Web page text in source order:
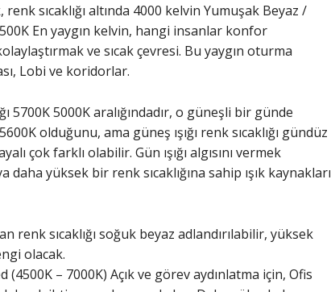
sıcaklığı altında 4000 kelvin Yumuşak Beyaz /
En yaygın kelvin, hangi insanlar konfor
ve sıcak çevresi. Bu yaygın oturma
Lobi ve koridorlar.
5700K 5000K aralığındadır, o güneşli bir günde
olduğunu, ama güneş ışığı renk sıcaklığı gündüz
çok farklı olabilir. Gün ışığı algısını vermek
daha yüksek bir renk sıcaklığına sahip ışık kaynakları
renk sıcaklığı soğuk beyaz adlandırılabilir, yüksek
olacak.
(4500K – 7000K) Açık ve görev aydınlatma için, Ofis